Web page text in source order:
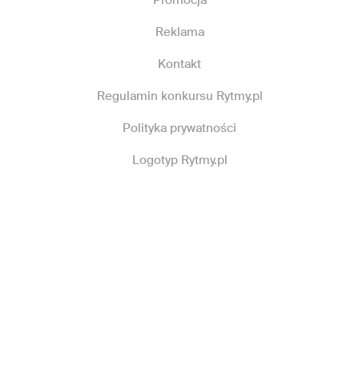
Reklama
Kontakt
Regulamin konkursu Rytmy.pl
Polityka prywatności
Logotyp Rytmy.pl